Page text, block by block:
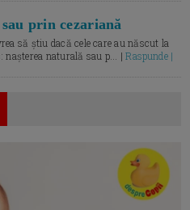
prin cezariană
să știu dacă cele care au născut la
nașterea naturală sau p... |Raspunde |